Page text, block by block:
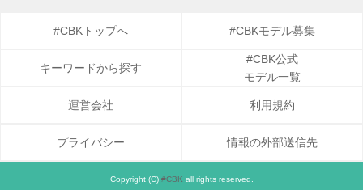
#CBKトップへ #CBKモデル募集
キーワードから探す
#CBK公式
モデル一覧
運営会社 利用規約
プライバシー 情報の外部送信先
Copyright (C) #CBK all rights reserved.